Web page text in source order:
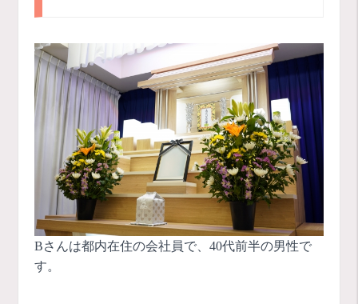
Bさんは都内在住の会社員で、40代前半の男性で
す。